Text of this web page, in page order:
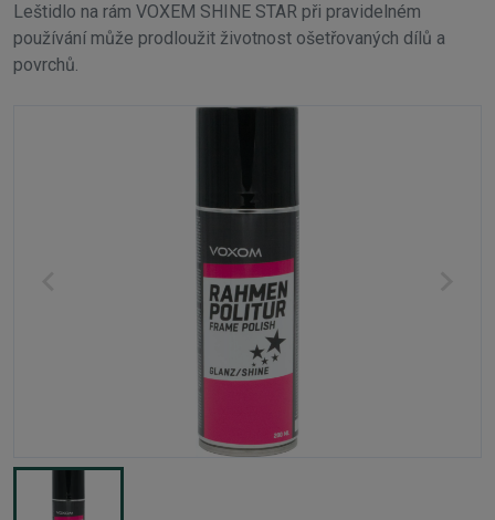
Leštidlo na rám VOXEM SHINE STAR při pravidelném
používání může prodloužit životnost ošetřovaných dílů a
povrchů.